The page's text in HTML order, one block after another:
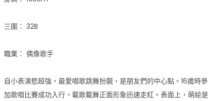
三圍： 32B
職業： 偶像歌手
自小表演慾超強，最愛唱歌跳舞扮靚，是朋友們的中心點。16歲時參
加歌唱比賽成功入行，載歌載舞正面形象迅速走紅。表面上，萌絵是